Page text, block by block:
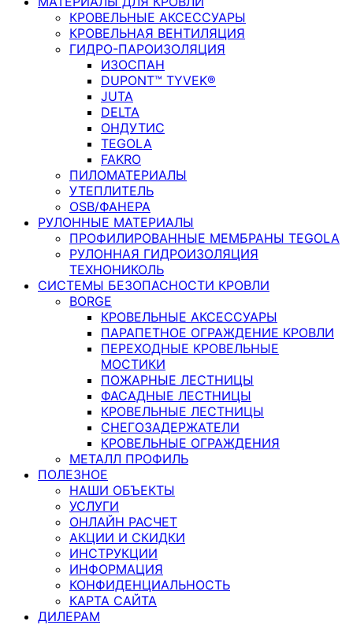
КРОВЕЛЬНЫЕ АКСЕССУАРЫ
КРОВЕЛЬНАЯ ВЕНТИЛЯЦИЯ
ГИДРО-ПАРОИЗОЛЯЦИЯ
ИЗОСПАН
DUPONT™ TYVEK®
JUTA
DELTA
ОНДУТИС
TEGOLA
FAKRO
ПИЛОМАТЕРИАЛЫ
УТЕПЛИТЕЛЬ
OSB/ФАНЕРА
РУЛОННЫЕ МАТЕРИАЛЫ
ПРОФИЛИРОВАННЫЕ МЕМБРАНЫ TEGOLA
РУЛОННАЯ ГИДРОИЗОЛЯЦИЯ
ТЕХНОНИКОЛЬ
СИСТЕМЫ БЕЗОПАСНОСТИ КРОВЛИ
BORGE
КРОВЕЛЬНЫЕ АКСЕССУАРЫ
ПАРАПЕТНОЕ ОГРАЖДЕНИЕ КРОВЛИ
ПЕРЕХОДНЫЕ КРОВЕЛЬНЫЕ
МОСТИКИ
ПОЖАРНЫЕ ЛЕСТНИЦЫ
ФАСАДНЫЕ ЛЕСТНИЦЫ
КРОВЕЛЬНЫЕ ЛЕСТНИЦЫ
СНЕГОЗАДЕРЖАТЕЛИ
КРОВЕЛЬНЫЕ ОГРАЖДЕНИЯ
МЕТАЛЛ ПРОФИЛЬ
ПОЛЕЗНОЕ
НАШИ ОБЪЕКТЫ
УСЛУГИ
ОНЛАЙН РАСЧЕТ
АКЦИИ И СКИДКИ
ИНСТРУКЦИИ
ИНФОРМАЦИЯ
КОНФИДЕНЦИАЛЬНОСТЬ
КАРТА САЙТА
ДИЛЕРАМ